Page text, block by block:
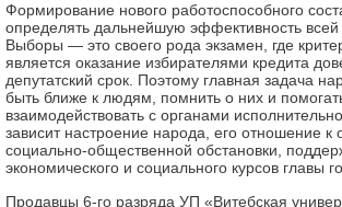
Формирование нового работоспособного
определять дальнейшую эффективность
Выборы — это своего рода экзамен, где
является оказание избирателями кредита
депутатский срок. Поэтому главная задача
быть ближе к людям, помнить о них и
взаимодействовать с органами
зависит настроение народа, его отношение
социально-общественной обстановки,
экономического и социального курсов главы
Продавцы 6-го разряда УП «Витебская